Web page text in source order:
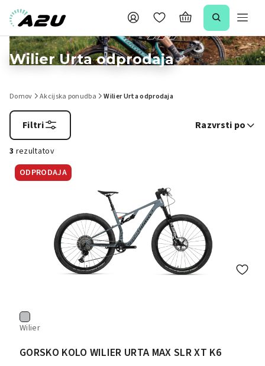
Wilier Urta odprodaja
Domov Akcijska ponudba Wilier Urta odprodaja
Filtri
3 rezultatov
Razvrsti po
ODPRODAJA
Wilier
GORSKO KOLO WILIER URTA MAX SLR XT K6